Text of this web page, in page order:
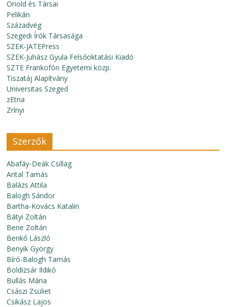
Oriold és Társai
Pelikán
Századvég
Szegedi Írók Társasága
SZEK-JATEPress
SZEK-Juhász Gyula Felsőoktatási Kiadó
SZTE Frankofón Egyetemi közp.
Tiszatáj Alapítvány
Universitas Szeged
zEtna
Zrínyi
Szerzők
Abafáy-Deák Csillag
Antal Tamás
Balázs Attila
Balogh Sándor
Bartha-Kovács Katalin
Bátyi Zoltán
Bene Zoltán
Benkő László
Benyik György
Bíró-Balogh Tamás
Boldizsár Ildikó
Bullás Mária
Császi Zsüliet
Csikász Lajos